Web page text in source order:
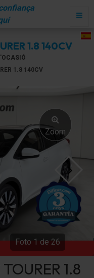
1.8 140CV
1.8 140CV
Zoom
Foto 1 de26
1.8